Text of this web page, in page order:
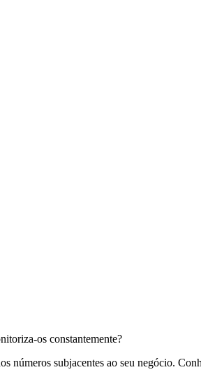
os constantemente?
números subjacentes ao seu negócio.